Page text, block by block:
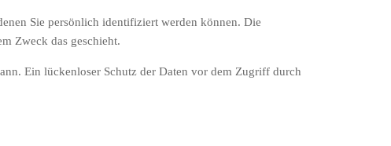
Sie persönlich identifiziert werden können. Die
Zweck das geschieht.
Ein lückenloser Schutz der Daten vor dem Zugriff durch